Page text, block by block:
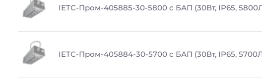
IETC-Пром-405885-30-5800 с БАП (30Вт, IP65,
IETC-Пром-405884-30-5700 с БАП (30Вт, IP65,